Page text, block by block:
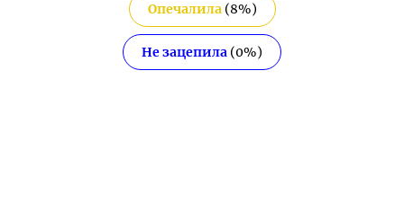
Опечалила(8%)
Не зацепила (0%)